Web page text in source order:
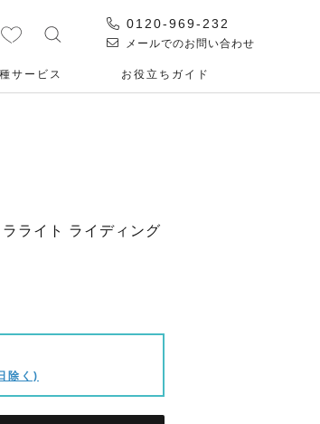
0120-969-232
メールでのお問い合わせ
サービス お役⽴ちガイド
ライト ライディング
除く)